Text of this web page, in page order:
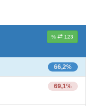
% 123
66,2%
69,1%